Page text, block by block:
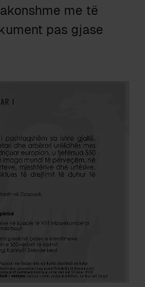
me të
pas gjase